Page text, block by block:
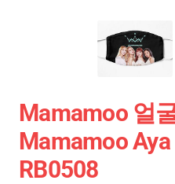
Mamamoo 얼
Mamamoo
RB0508